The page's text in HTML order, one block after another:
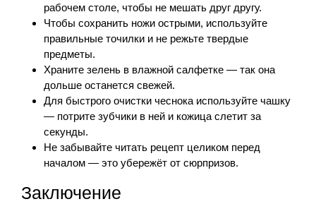
рабочем столе, чтобы не мешать друг другу.
Чтобы сохранить ножи острыми, используйте
правильные точилки и не режьте твердые
предметы.
Храните зелень в влажной салфетке — так она
дольше останется свежей.
Для быстрого очистки чеснока используйте чашку
— потрите зубчики в ней и кожица слетит за
секунды.
Не забывайте читать рецепт целиком перед
началом — это убережёт от сюрпризов.
Заключение